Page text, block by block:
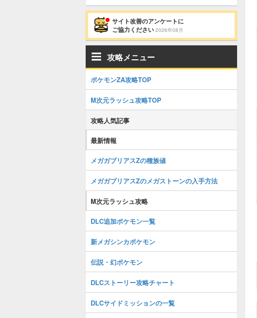
サイト改善のアンケートに
ご協力ください 2026年08月
攻略メニュー
ポケモンZA攻略TOP
M次元ラッシュ攻略TOP
攻略人気記事
最新情報
メガガブリアスZの種族値
メガガブリアスZのメガストーンの入手方法
M次元ラッシュ攻略
DLC追加ポケモン一覧
新メガシンカポケモン
伝説・幻ポケモン
DLCストーリー攻略チャート
DLCサイドミッションの一覧